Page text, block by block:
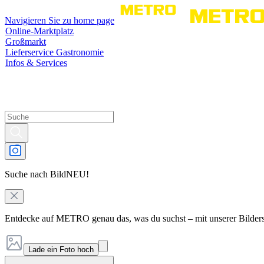
Navigieren Sie zu home page
Online-Marktplatz
Großmarkt
Lieferservice Gastronomie
Infos & Services
Suche nach BildNEU!
Entdecke auf METRO genau das, was du suchst – mit unserer
Lade ein Foto hoch